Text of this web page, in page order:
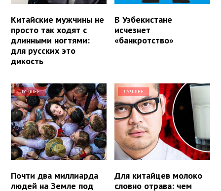
Китайские мужчины не
просто так ходят с
длинными ногтями:
для русских это
дикость
В Узбекистане
исчезнет
«банкротство»
ЛУЧШЕЕ
Почти два миллиарда
людей на Земле под
ЛУЧШЕЕ
Для китайцев молоко
словно отрава: чем